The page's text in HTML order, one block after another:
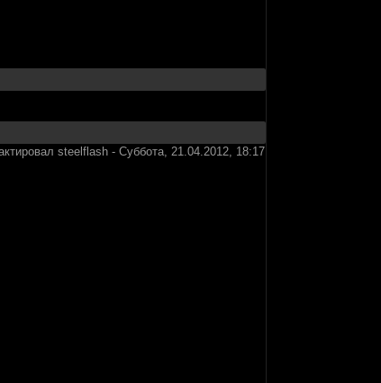
steelflash - Суббота, 21.04.2012, 18:17